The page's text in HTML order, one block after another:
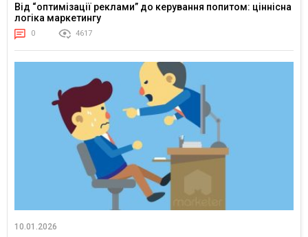
Від “оптимізації реклами” до керування попитом: ціннісна
логіка маркетингу
0 4617
10.01.2026